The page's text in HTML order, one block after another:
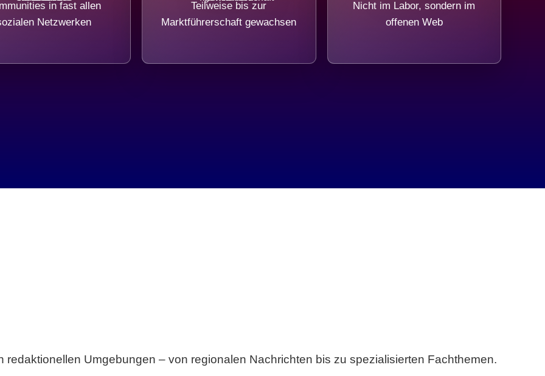
in fast allen
Netzwerken
Teilweise bis zur
Marktführerschaft gewachsen
Nicht im Labor, sondern im
offenen Web
redaktionellen Umgebungen – von regionalen Nachrichten bis zu spezialisierten Fachthemen.